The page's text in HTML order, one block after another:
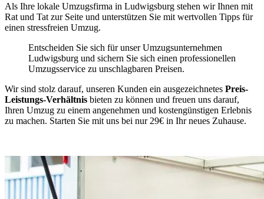
Als Ihre lokale Umzugsfirma in Ludwigsburg stehen wir Ihnen mit
Rat und Tat zur Seite und unterstützen Sie mit wertvollen Tipps für
einen stressfreien Umzug.
Entscheiden Sie sich für unser Umzugsunternehmen
Ludwigsburg und sichern Sie sich einen professionellen
Umzugsservice zu unschlagbaren Preisen.
Wir sind stolz darauf, unseren Kunden ein ausgezeichnetes Preis-
Leistungs-Verhältnis bieten zu können und freuen uns darauf,
Ihren Umzug zu einem angenehmen und kostengünstigen Erlebnis
zu machen. Starten Sie mit uns bei nur 29€ in Ihr neues Zuhause.